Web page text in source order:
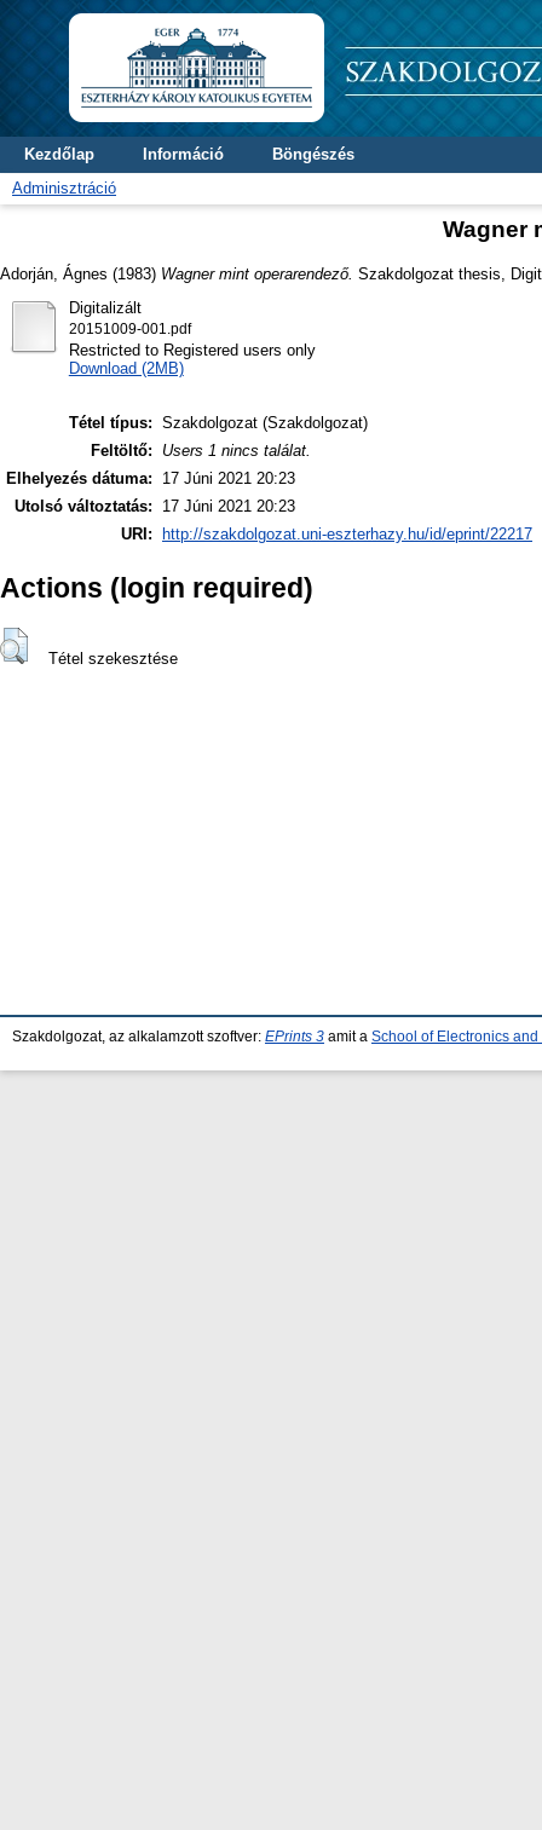
Kezdőlap Információ
Böngészés
Adminisztráció
Wagner
Adorján, Ágnes (1983) Wagner mint operarendező. Szakdolgozat thesis,
Digitalizált
20151009-001.pdf
Restricted to Registered users only
Download (2MB)
Tétel típus: Szakdolgozat (Szakdolgozat)
Feltöltő:
Users 1 nincs találat.
Elhelyezés dátuma:
17 Júni 2021 20:23
Utolsó változtatás:
17 Júni 2021 20:23
URI:
http://szakdolgozat.uni-eszterhazy.hu/id/eprint/22217
Actions (login required)
Tétel szekesztése
Szakdolgozat, az alkalamzott szoftver: EPrints 3 amit a School of Electronics